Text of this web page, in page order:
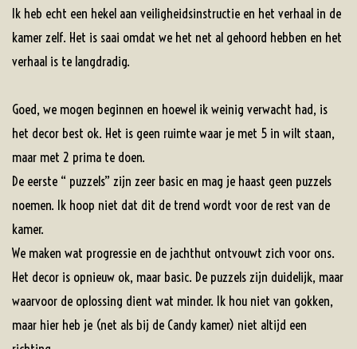
Ik heb echt een hekel aan veiligheidsinstructie en het verhaal in de
kamer zelf. Het is saai omdat we het net al gehoord hebben en het
verhaal is te langdradig.
Goed, we mogen beginnen en hoewel ik weinig verwacht had, is
het decor best ok. Het is geen ruimte waar je met 5 in wilt staan,
maar met 2 prima te doen.
De eerste “ puzzels” zijn zeer basic en mag je haast geen puzzels
noemen. Ik hoop niet dat dit de trend wordt voor de rest van de
kamer.
We maken wat progressie en de jachthut ontvouwt zich voor ons.
Het decor is opnieuw ok, maar basic. De puzzels zijn duidelijk, maar
waarvoor de oplossing dient wat minder. Ik hou niet van gokken,
maar hier heb je (net als bij de Candy kamer) niet altijd een